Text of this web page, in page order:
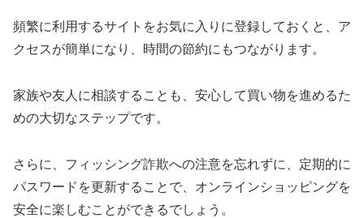
頻繁に利用するサイトをお気に入りに登録しておくと、ア
クセスが簡単になり、時間の節約にもつながります。
家族や友人に相談することも、安心して買い物を進めるた
めの大切なステップです。
さらに、フィッシング詐欺への注意を忘れずに、定期的に
パスワードを更新することで、オンラインショッピングを
安全に楽しむことができるでしょう。